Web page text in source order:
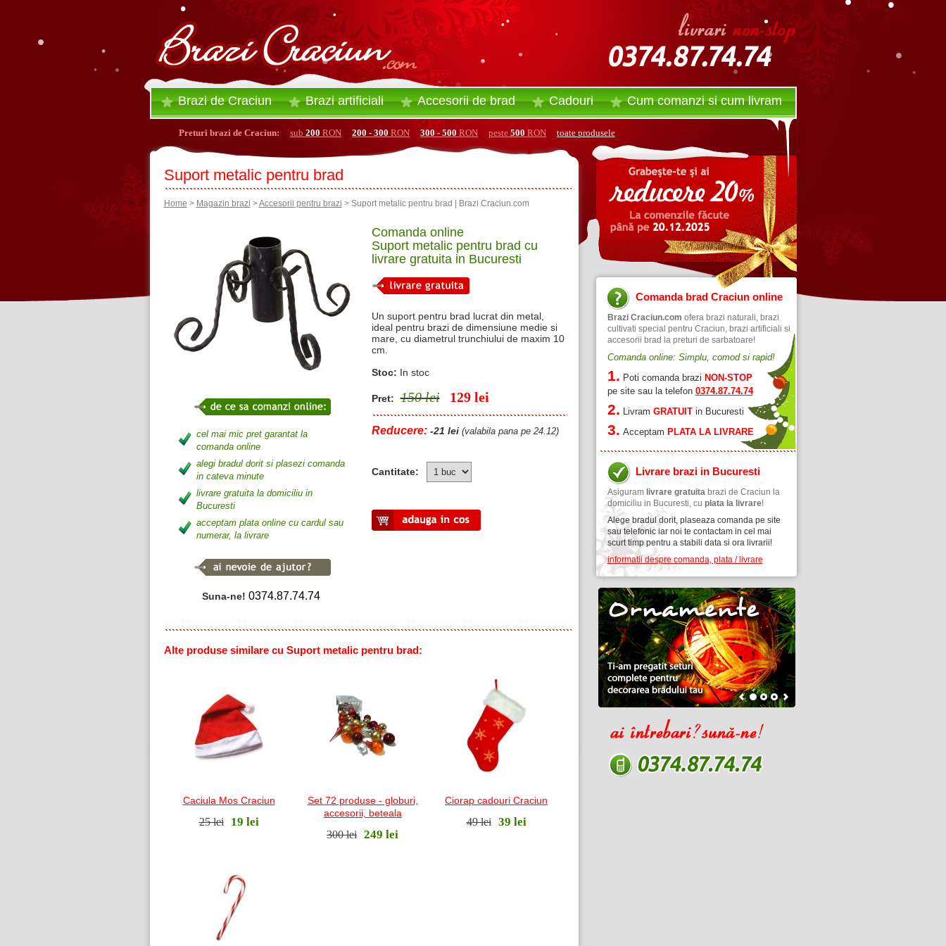
• •
• •
•
•
•
•
•
•
Brazi de Craciun Brazi artificiali Accesoriidebrad Cadouri Cum comanzi si cum livram
Preturi brazi de Craciun: sub 200 RON 200 - 300 RON 300 - 500 RON peste 500 RON toate produsele
Suport metalic pentru brad
Home > Magazin brazi >Accesorii pentru brazi > Suport metalic pentru brad | Brazi Craciun.com
Comanda online
Suport metalic pentru brad cu
livrare gratuita in Bucuresti
Un suport pentru brad lucrat din metal,
ideal pentru brazi de dimensiune medie si
mare, cu diametrul trunchiului de maxim 10
cm.
Stoc: In stoc
Pret: 150 lei 129lei
Reducere: -21 lei(valabila pana pe 24.12)
Cantitate:
cel mai mic pret garantat la
comanda online
alegi bradul dorit si plasezi comanda
in cateva minute
livrare gratuita la domiciliu in
Bucuresti
acceptam plata online cu cardul sau
numerar, la livrare
Suna-ne! 0374.87.74.74
Alte produse similare cu Suport metalic pentru brad:
Caciula Mos Craciun
25 lei 19 lei
Set 72 produse - globuri,
accesorii, beteala
300 lei 249 lei
Ciorap cadouri Craciun
49 lei 39 lei
Comanda brad Craciun online
Brazi Craciun.com ofera brazi naturali, brazi
cultivati special pentru Craciun, brazi artificiali si
accesorii brad la preturi de sarbatoare!
Comanda online: Simplu, comod si rapid!
1. Poti comanda brazi NON-STOP
pe site sau la telefon 0374.87.74.74
2. Livram GRATUITin Bucuresti
3. Acceptam PLATA LA LIVRARE
Livrare brazi in Bucuresti
Asiguram livrare gratuitabrazi de Craciun la
domiciliu in Bucuresti, cu plata la livrare!
Alege bradul dorit, plaseaza comanda pe site
sau telefonic iar noi te contactam in cel mai
scurt timp pentru a stabili data si ora livrarii!
informatii despre comanda, plata / livrare